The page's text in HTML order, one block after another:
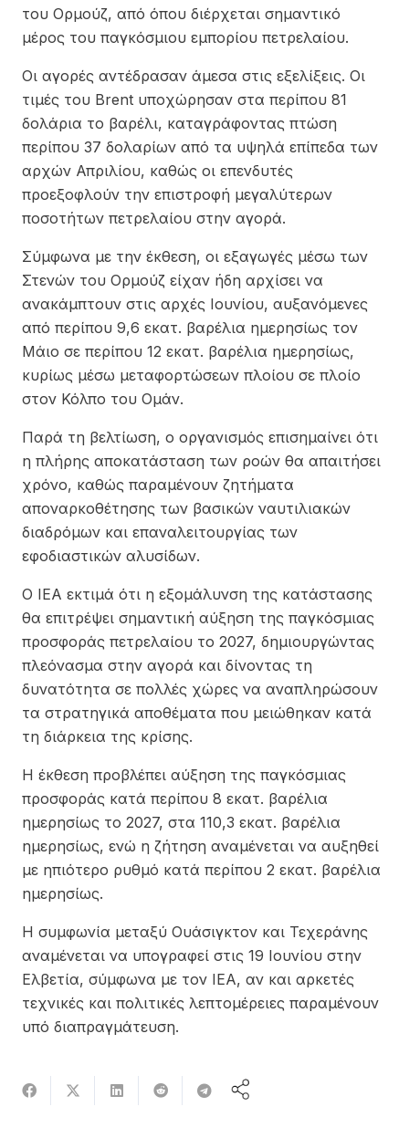
του Ορμούζ, από όπου διέρχεται σημαντικό
μέρος του παγκόσμιου εμπορίου πετρελαίου.
Οι αγορές αντέδρασαν άμεσα στις εξελίξεις. Οι
τιμές του Brent υποχώρησαν στα περίπου 81
δολάρια το βαρέλι, καταγράφοντας πτώση
περίπου 37 δολαρίων από τα υψηλά επίπεδα των
αρχών Απριλίου, καθώς οι επενδυτές
προεξοφλούν την επιστροφή μεγαλύτερων
ποσοτήτων πετρελαίου στην αγορά.
Σύμφωνα με την έκθεση, οι εξαγωγές μέσω των
Στενών του Ορμούζ είχαν ήδη αρχίσει να
ανακάμπτουν στις αρχές Ιουνίου, αυξανόμενες
από περίπου 9,6 εκατ. βαρέλια ημερησίως τον
Μάιο σε περίπου 12 εκατ. βαρέλια ημερησίως,
κυρίως μέσω μεταφορτώσεων πλοίου σε πλοίο
στον Κόλπο του Ομάν.
Παρά τη βελτίωση, ο οργανισμός επισημαίνει ότι
η πλήρης αποκατάσταση των ροών θα απαιτήσει
χρόνο, καθώς παραμένουν ζητήματα
αποναρκοθέτησης των βασικών ναυτιλιακών
διαδρόμων και επαναλειτουργίας των
εφοδιαστικών αλυσίδων.
Ο IEA εκτιμά ότι η εξομάλυνση της κατάστασης
θα επιτρέψει σημαντική αύξηση της παγκόσμιας
προσφοράς πετρελαίου το 2027, δημιουργώντας
πλεόνασμα στην αγορά και δίνοντας τη
δυνατότητα σε πολλές χώρες να αναπληρώσουν
τα στρατηγικά αποθέματα που μειώθηκαν κατά
τη διάρκεια της κρίσης.
Η έκθεση προβλέπει αύξηση της παγκόσμιας
προσφοράς κατά περίπου 8 εκατ. βαρέλια
ημερησίως το 2027, στα 110,3 εκατ. βαρέλια
ημερησίως, ενώ η ζήτηση αναμένεται να αυξηθεί
με ηπιότερο ρυθμό κατά περίπου 2 εκατ. βαρέλια
ημερησίως.
Η συμφωνία μεταξύ Ουάσιγκτον και Τεχεράνης
αναμένεται να υπογραφεί στις 19 Ιουνίου στην
Ελβετία, σύμφωνα με τον IEA, αν και αρκετές
τεχνικές και πολιτικές λεπτομέρειες παραμένουν
υπό διαπραγμάτευση.